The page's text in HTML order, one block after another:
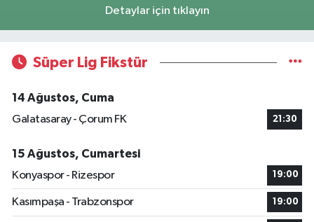
Detaylar için tıklayın
Süper Lig Fikstür
14 Ağustos, Cuma
Galatasaray - Çorum FK
21:30
15 Ağustos, Cumartesi
Konyaspor - Rizespor
19:00
Kasımpaşa - Trabzonspor 19:00